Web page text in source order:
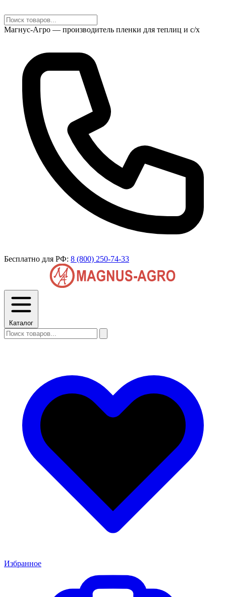
Магнус-Агро — производитель пленки для теплиц и с/х
Бесплатно для РФ: 8 (800) 250-74-33
Каталог
Избранное